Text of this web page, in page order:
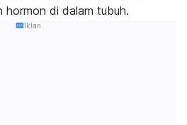
hormon di dalam tubuh.
Iklan